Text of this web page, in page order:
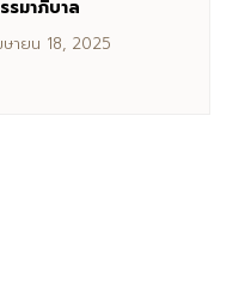
รมาภิบาล
ษายน 18, 2025